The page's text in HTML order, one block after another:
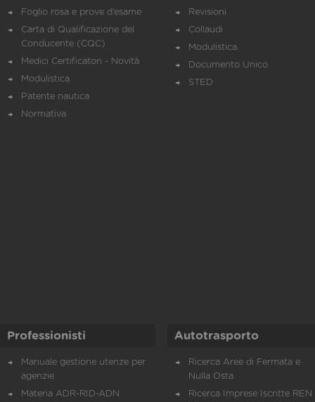
Foglio rosa e prove d’esame
Carta di Qualificazione del
Conducente (CQC)
Medici Certificatori - Novità
Modulistica
Patente nautica
Normativa
Revisioni
Collaudi
Modulistica
Documento Unico
STED
Professionisti
Manuale gestione utenze per
agenzie
Materia ADR-RID-ADN
Autotrasporto
Ricerca Aree di Fermata e
Nulla Osta
Ricerca Imprese Iscritte REN